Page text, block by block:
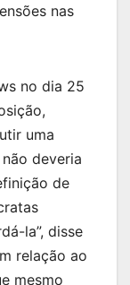
nas
no dia 25
uma
deveria
de
la”, disse
relação ao
mesmo